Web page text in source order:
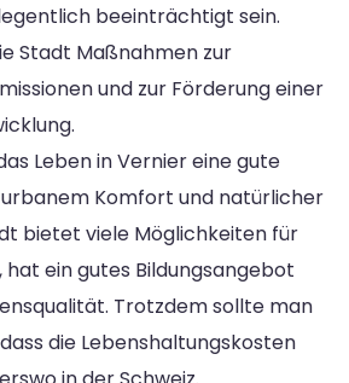
beeinträchtigt sein.
Stadt Maßnahmen zur
und zur Förderung einer
Leben in Vernier eine gute
Komfort und natürlicher
bietet viele Möglichkeiten für
ein gutes Bildungsangebot
Trotzdem sollte man
die Lebenshaltungskosten